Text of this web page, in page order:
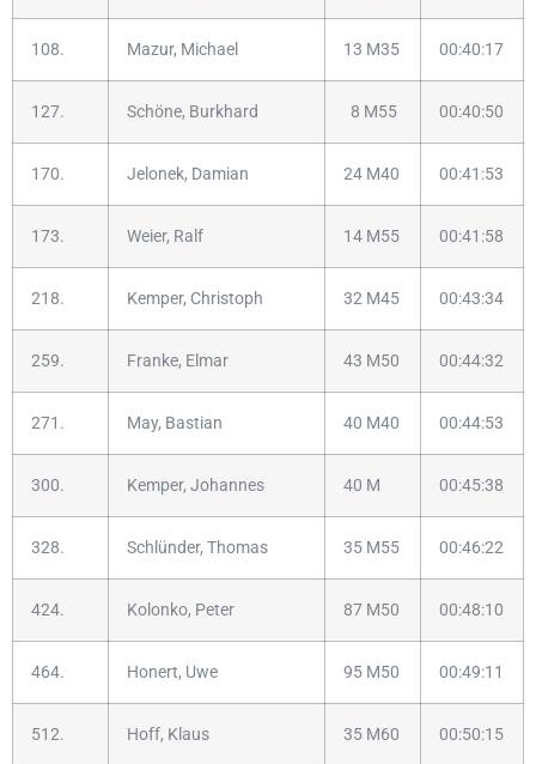
108. Mazur, Michael 13 M35 00:40:17
127. Schöne, Burkhard 8 M55 00:40:50
170. Jelonek, Damian 24 M40 00:41:53
173. Weier, Ralf 14 M55 00:41:58
218. Kemper, Christoph 32 M45 00:43:34
259. Franke, Elmar 43 M50 00:44:32
271. May, Bastian 40 M40 00:44:53
300. Kemper, Johannes 40 M 00:45:38
328. Schlünder, Thomas 35 M55 00:46:22
424. Kolonko, Peter 87 M50 00:48:10
464. Honert, Uwe 95 M50 00:49:11
512. Hoff, Klaus 35 M60 00:50:15